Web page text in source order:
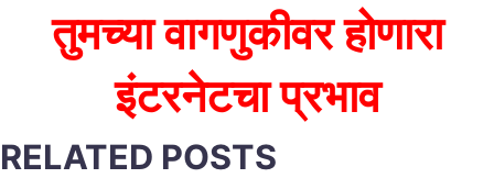
तुमच्या वागणुकीवर होणारा
इंटरनेटचा प्रभाव
RELATED POSTS